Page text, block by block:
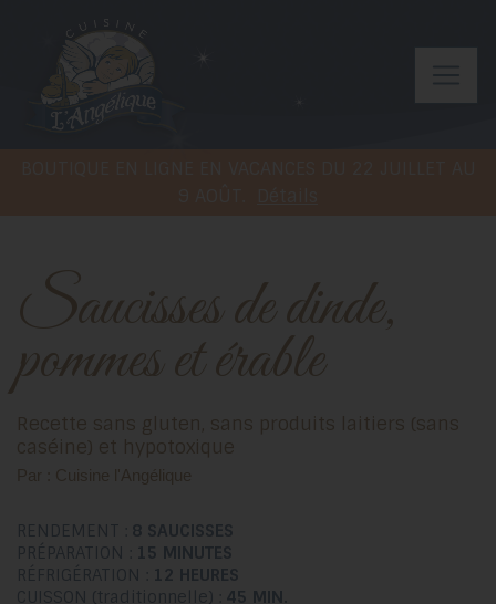
Saucisses de dinde,
pommes et érable
Recette sans gluten, sans produits laitiers (sans
caséine) et hypotoxique
Par : Cuisine l'Angélique
RENDEMENT : 8 SAUCISSES
PRÉPARATION : 15 MINUTES
RÉFRIGÉRATION : 12 HEURES
CUISSON (traditionnelle) : 45 MIN.